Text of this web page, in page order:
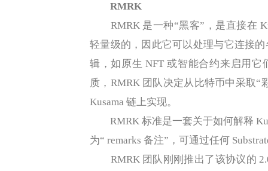
RMRK
RMRK 是一种“黑客”，是直接在
轻量级的，因此它可以处理与它连接
辑，如原生 NFT 或智能合约来启用它
质，RMRK 团队决定从比特币中采取
Kusama 链上实现。
RMRK 标准是一套关于如何解释
为“ remarks 备注”，可通过任何
RMRK 团队刚刚推出了该协议的